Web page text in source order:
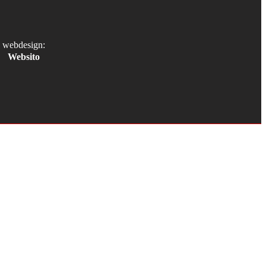
webdesign:
Websito